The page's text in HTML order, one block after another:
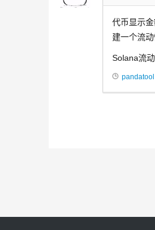
代币显示
建一个流
Solana流
pandatool